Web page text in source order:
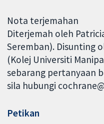
Nota terjemahan
Diterjemah oleh
Seremban). Disunting
(Kolej Universiti
sebarang pertanyaan
sila hubungi
Petikan